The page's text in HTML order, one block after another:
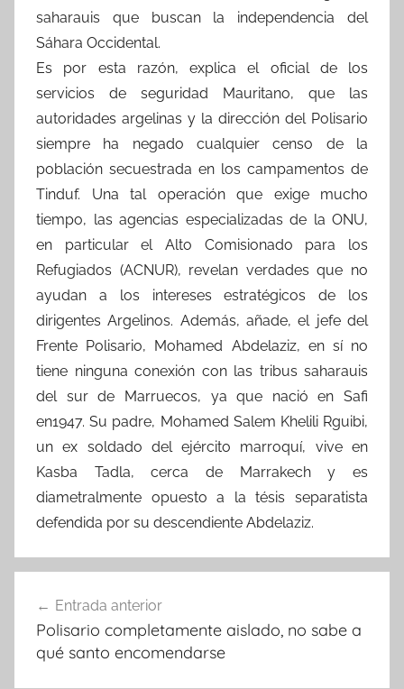
saharauis que buscan la independencia del
Sáhara Occidental.
Es por esta razón, explica el oficial de los
servicios de seguridad Mauritano, que las
autoridades argelinas y la dirección del Polisario
siempre ha negado cualquier censo de la
población secuestrada en los campamentos de
Tinduf. Una tal operación que exige mucho
tiempo, las agencias especializadas de la ONU,
en particular el Alto Comisionado para los
Refugiados (ACNUR), revelan verdades que no
ayudan a los intereses estratégicos de los
dirigentes Argelinos. Además, añade, el jefe del
Frente Polisario, Mohamed Abdelaziz, en sí no
tiene ninguna conexión con las tribus saharauis
del sur de Marruecos, ya que nació en Safi
en1947. Su padre, Mohamed Salem Khelili Rguibi,
un ex soldado del ejército marroquí, vive en
Kasba Tadla, cerca de Marrakech y es
diametralmente opuesto a la tésis separatista
defendida por su descendiente Abdelaziz.
de
entradas
Entrada anterior
Polisario completamente aislado, no sabe a
qué santo encomendarse